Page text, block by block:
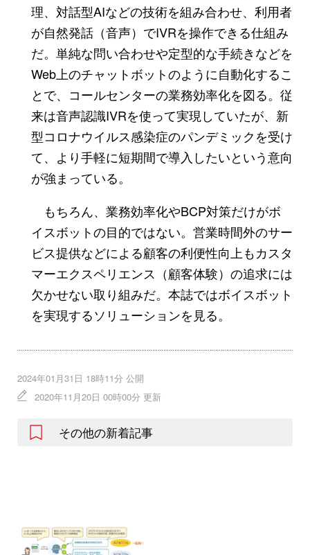
理、対話型AIなどの技術を組み合わせ、利用者
が自然発話（音声）でIVRを操作できる仕組み
だ。単純な問い合わせや定型的な手続きなどを
Web上のチャットボットのように自動化するこ
とで、コールセンターの業務効率化を図る。従
来は音声認識IVRを使って実現していたが、新
型コロナウイルス感染症のパンデミックを受け
て、より手軽に短期間で導入したいという意向
が強まっている。
もちろん、業務効率化やBCP対策だけがボ
イスボットの目的ではない。営業時間外のサー
ビス提供などによる顧客の利便性向上もカスタ
マーエクスペリエンス（顧客体験）の追求には
欠かせない取り組みだ。本誌ではボイスボット
を実現するソリューションを見る。
2024年01月31日 18時11分 公開
2020年11月20日 00時00分 更新
その他の新着記事